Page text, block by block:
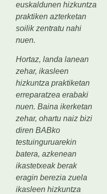
euskaldunen hizkuntza
praktiken azterketan
soilik zentratu nahi
nuen.
Hortaz, landa lanean
zehar, ikasleen
hizkuntza praktiketan
erreparatzea erabaki
nuen. Baina ikerketan
zehar, ohartu naiz bizi
diren BABko
testuinguruarekin
batera, azkenean
ikastetxeak berak
eragin berezia zuela
ikasleen hizkuntza